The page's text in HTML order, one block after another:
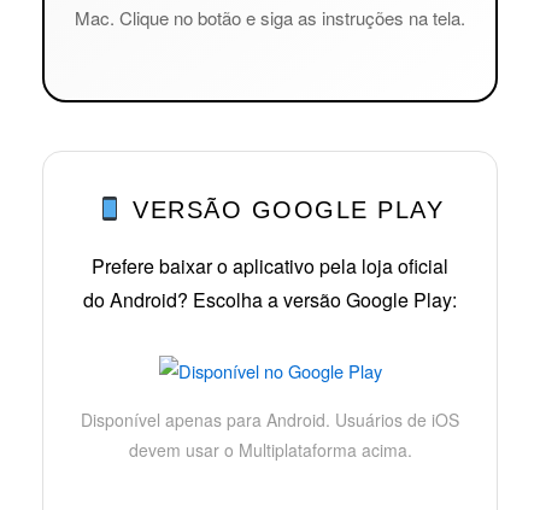
Mac. Clique no botão e siga as instruções na tela.
VERSÃO GOOGLE PLAY
Prefere baixar o aplicativo pela loja oficial
do Android? Escolha a versão Google Play:
Disponível apenas para Android. Usuários de iOS
devem usar o Multiplataforma acima.